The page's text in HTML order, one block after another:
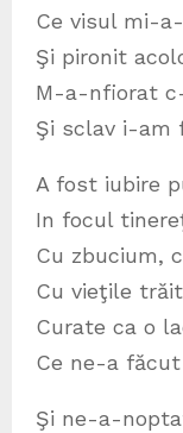
Ce visul mi-
Şi pironit
M-a-nfiorat
Şi sclav i-am
A fost iubire
In focul
Cu zbucium,
Cu vieţile
Curate ca o
Ce ne-a
Şi ne-a-